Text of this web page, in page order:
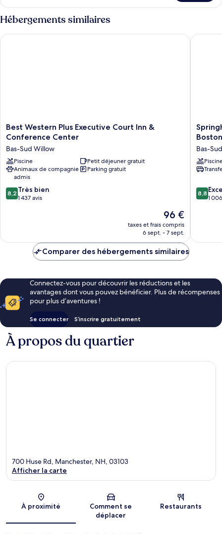
le
type
de
chambre
Chambre,
Hébergements similaires
Best
Western
Executive
Court
Inn
Conference
Center
Best Western Plus Executive Court Inn &
Conference Center
Bas-Sud Willow
Piscine
Petit déjeuner gratuit
Animaux de compagnie
admis
Parking gratuit
8.2
sur
8,2 Très bien
1 437 avis
Le
nouveau
prix
de
96 €
taxes et frais compris
6 sept. - 7 sept.
Best Western Plus Executive Court Inn & Conference Center
Suites
Marriott
Boston
Airport
Bas-
Bas-
8.8
sur
8,8
1
Comparer des hébergements similaires
Connectez-vous pour découvrir les réductions et les
avantages dont vous pouvez bénéficier. Plus de récompenses
pour plus d’aventures !
Se connecter S’inscrire gratuitement
À propos du quartier
Carte
700 Huse Rd, Manchester, NH, 03103
Afficher la carte
À proximité
Comment se
déplacer
Restaurants